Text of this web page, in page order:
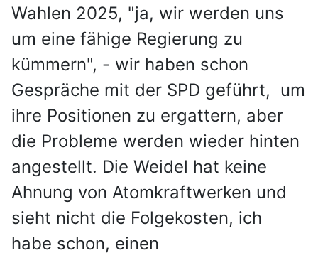
Wahlen 2025, "ja, wir werden uns
um eine fähige Regierung zu
kümmern", - wir haben schon
Gespräche mit der SPD geführt, um
ihre Positionen zu ergattern, aber
die Probleme werden wieder hinten
angestellt. Die Weidel hat keine
Ahnung von Atomkraftwerken und
sieht nicht die Folgekosten, ich
habe schon, einen